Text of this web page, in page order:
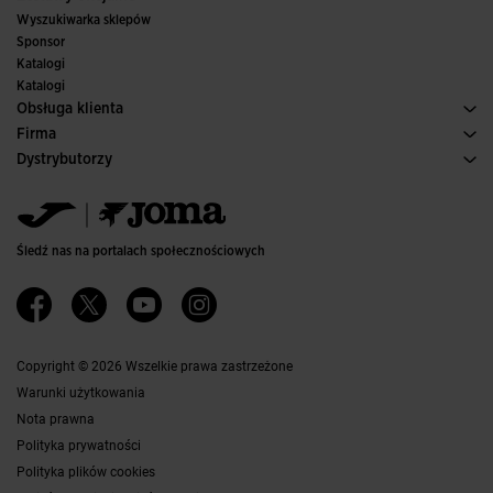
Pilka nozna
Futsal
Komitety i federacje
Wydania specjalne
Wyszukiwarka sklepów
Sponsor
Katalogi
Katalogi
Obsługa klienta
Warunki Zakupu
Transport i dostawa
Najczęściej zadawane pytania
Firma
Historia
Kanał etyczny
Polityka jakości i ochrony środowiska
Pracuj z Nami
Ethics Channel
Dystrybutorzy
Jomanet
Obszar marketingu
Skontaktuj się
Śledź nas na portalach społecznościowych
Copyright © 2026 Wszelkie prawa zastrzeżone
Warunki użytkowania
Nota prawna
Polityka prywatności
Polityka plików cookies